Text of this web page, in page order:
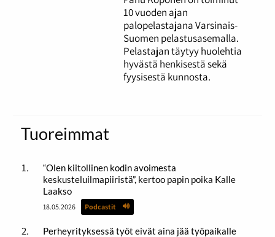
10 vuoden ajan
palopelastajana Varsinais-
Suomen pelastusasemalla.
Pelastajan täytyy huolehtia
hyvästä henkisestä sekä
fyysisestä kunnosta.
Tuoreimmat
“Olen kiitollinen kodin avoimesta
keskusteluilmapiiristä”, kertoo papin poika Kalle
Laakso
18.05.2026 Podcastit
Perheyrityksessä työt eivät aina jää työpaikalle